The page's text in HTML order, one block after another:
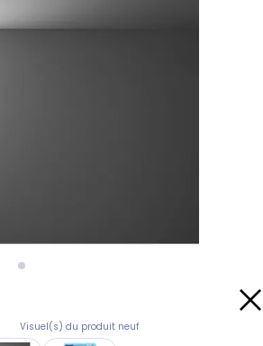
Visuel(s) du produit neuf